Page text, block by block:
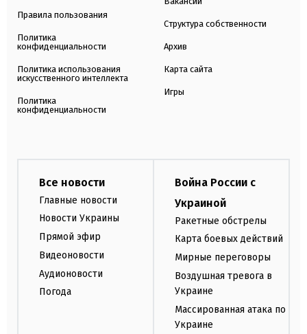
Правила пользования
Политика
конфиденциальности
Политика использования
искусственного интеллекта
Политика
конфиденциальности
Структура собственности
Архив
Карта сайта
Игры
Все новости
Главные новости
Новости Украины
Прямой эфир
Видеоновости
Аудионовости
Погода
Война России с
Украиной
Ракетные обстрелы
Карта боевых действий
Мирные переговоры
Воздушная тревога в
Украине
Массированная атака по
Украине